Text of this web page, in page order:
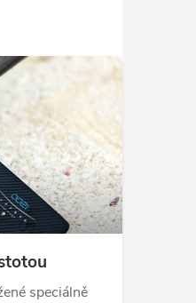
speciálně